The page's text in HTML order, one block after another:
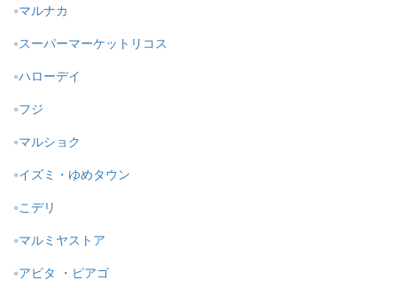
マルナカ
スーパーマーケットリコス
ハローデイ
フジ
マルショク
イズミ・ゆめタウン
こデリ
マルミヤストア
アピタ ・ピアゴ